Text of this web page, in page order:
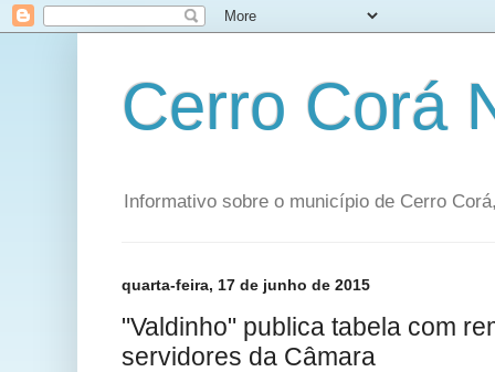
Cerro Corá
Informativo sobre o município de Cerro
quarta-feira, 17 de junho de 2015
"Valdinho" publica tabela com
servidores da Câmara